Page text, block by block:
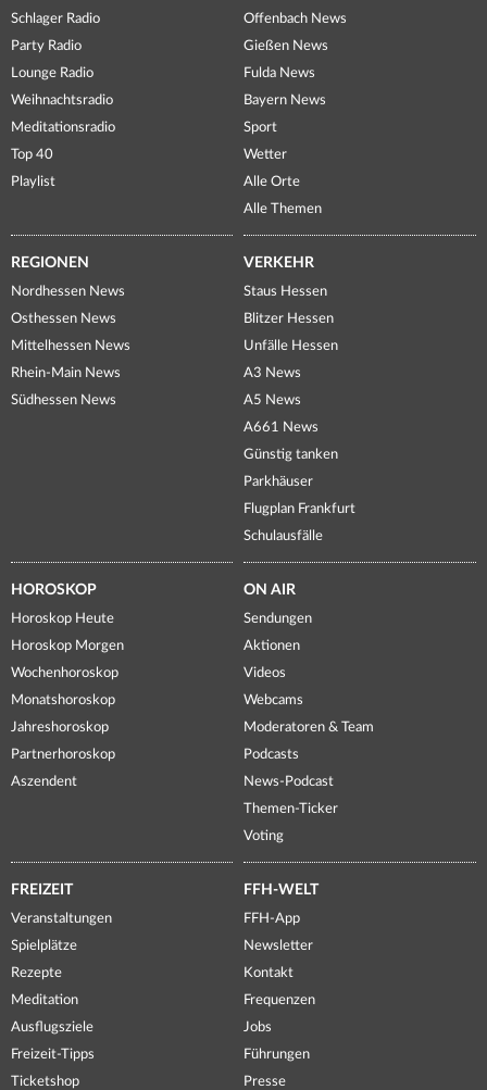
Schlager Radio
Party Radio
Lounge Radio
Weihnachtsradio
Meditationsradio
Top 40
Playlist
Offenbach News
Gießen News
Fulda News
Bayern News
Sport
Wetter
Alle Orte
Alle Themen
REGIONEN
Nordhessen News
Osthessen News
Mittelhessen News
Rhein-Main News
Südhessen News
VERKEHR
Staus Hessen
Blitzer Hessen
Unfälle Hessen
A3 News
A5 News
A661 News
Günstig tanken
Parkhäuser
Flugplan Frankfurt
Schulausfälle
HOROSKOP
Horoskop Heute
Horoskop Morgen
Wochenhoroskop
Monatshoroskop
Jahreshoroskop
Partnerhoroskop
Aszendent
ON AIR
Sendungen
Aktionen
Videos
Webcams
Moderatoren & Team
Podcasts
News-Podcast
Themen-Ticker
Voting
FREIZEIT
Veranstaltungen
Spielplätze
Rezepte
Meditation
Ausflugsziele
Freizeit-Tipps
Ticketshop
FFH-WELT
FFH-App
Newsletter
Kontakt
Frequenzen
Jobs
Führungen
Presse